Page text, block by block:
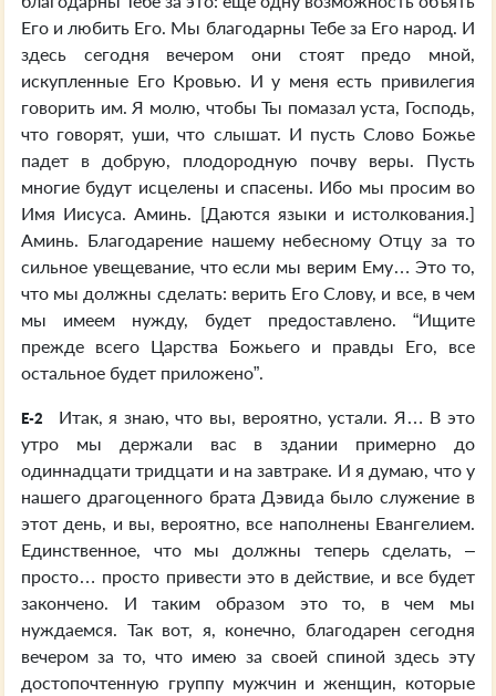
Его и любить Его. Мы благодарны Тебе за Его народ. И
здесь сегодня вечером они стоят предо мной,
искупленные Его Кровью. И у меня есть привилегия
говорить им. Я молю, чтобы Ты помазал уста, Господь,
что говорят, уши, что слышат. И пусть Слово Божье
падет в добрую, плодородную почву веры. Пусть
многие будут исцелены и спасены. Ибо мы просим во
Имя Иисуса. Аминь. [Даются языки и истолкования.]
Аминь. Благодарение нашему небесному Отцу за то
сильное увещевание, что если мы верим Ему… Это то,
что мы должны сделать: верить Его Слову, и все, в чем
мы имеем нужду, будет предоставлено. “Ищите
прежде всего Царства Божьего и правды Его, все
остальное будет приложено”.
E-2
Итак, я знаю, что вы, вероятно, устали. Я… В это
утро мы держали вас в здании примерно до
одиннадцати тридцати и на завтраке. И я думаю, что у
нашего драгоценного брата Дэвида было служение в
этот день, и вы, вероятно, все наполнены Евангелием.
Единственное, что мы должны теперь сделать, –
просто… просто привести это в действие, и все будет
закончено. И таким образом это то, в чем мы
нуждаемся. Так вот, я, конечно, благодарен сегодня
вечером за то, что имею за своей спиной здесь эту
достопочтенную группу мужчин и женщин, которые